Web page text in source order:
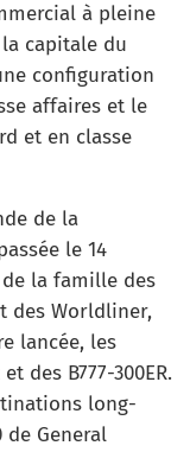
à pleine
capitale du
configuration
affaires et le
et en classe
de la
le 14
la famille des
des Worldliner,
lancée, les
des B777-300ER.
long-
General